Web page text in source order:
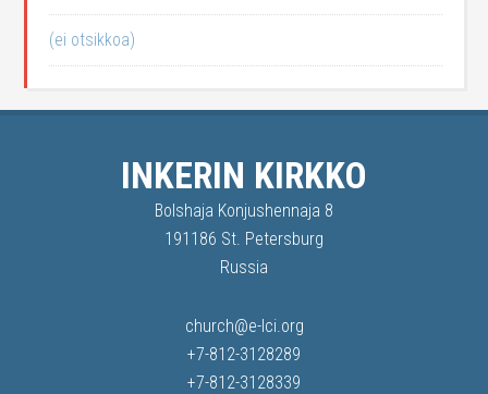
(ei otsikkoa)
INKERIN KIRKKO
Bolshaja Konjushennaja 8
191186 St. Petersburg
Russia
church@e-lci.org
+7-812-3128289
+7-812-3128339